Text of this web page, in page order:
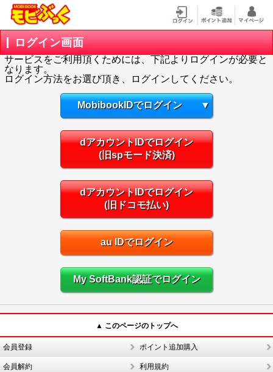
ログイン画面
サービスをご利用頂くためには、下記よりログインが必要と
なります。
ログイン方法をお選び頂き、ログインしてください。
MobibookIDでログイン ▼
dアカウントIDでログイン
(旧spモード決済)
dアカウントIDでログイン
(旧ドコモ払い)
au IDでログイン
My SoftBank認証でログイン
▲ このページのトップへ
会員登録 ポイント追加購入
会員解約 利用規約